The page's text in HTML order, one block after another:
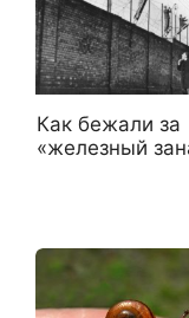
Как бежали за
«железный